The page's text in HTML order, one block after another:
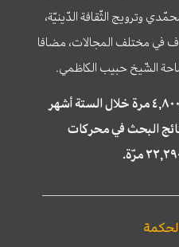
وترويج الثّقافة الدّينيّة،
في مختلف المجالات، مضافا
الشّيخ حبيب الكاظمي.
تمّت زيارة موقع سراج ٤,٨٠٠,٠٠٠ مرة خلال الستة أشهر
البحث في محركات